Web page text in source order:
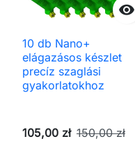

10 db Nano+
elágazásos készlet
precíz szaglási
gyakorlatokhoz
105,00 zł 150,00 zł